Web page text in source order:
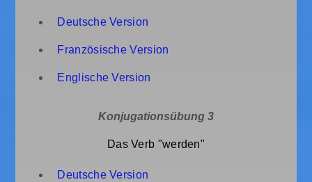
Deutsche Version
Französische Version
Englische Version
Konjugationsübung 3
Das Verb "werden"
Deutsche Version